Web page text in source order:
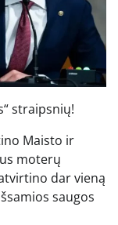
straipsnių!
Maisto ir
moterų
dar vieną
saugos